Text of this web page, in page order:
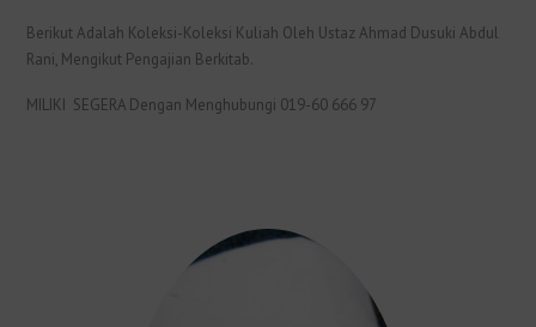
Berikut Adalah Koleksi-Koleksi Kuliah Oleh Ustaz Ahmad Dusuki Abdul
Rani, Mengikut Pengajian Berkitab.
MILIKI SEGERA Dengan Menghubungi 019-60 666 97